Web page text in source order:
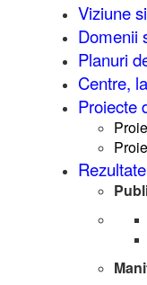
Viziune
Domenii
Planuri
Centre,
Proiecte